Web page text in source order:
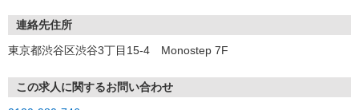
★スマホでWEB面接（LINEなど）・出張面接・事務所面接と選べま
す
③面接実施（履歴書不要）
※ご希望があれば、職場見学の調整もOKです！
連絡先住所
東京都渋谷区渋谷3丁目15-4 Monostep 7F
この求人に関するお問い合わせ